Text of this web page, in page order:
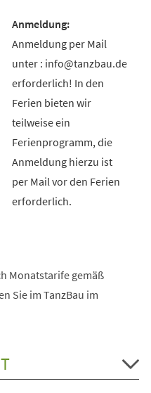
Anmeldung per Mail
unter : info@tanzbau.de
erforderlich! In den
Ferien bieten wir
teilweise ein
Ferienprogramm, die
Anmeldung hierzu ist
per Mail vor den Ferien
erforderlich.
Monatstarife gemäß
Sie im TanzBau im